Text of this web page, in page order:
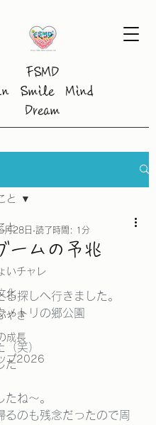
FSMD
Smile Mind
Dream
と
いチャレ
化
やき
成長
プ2026
と
ームの予兆
月28日 読了時間: 1分
る探しへ行きました。
ノトリの郷公園
（笑）
た
たね～。
るのも残念だったので周